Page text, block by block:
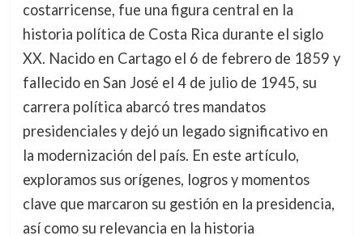
costarricense, fue una figura central en la
historia política de Costa Rica durante el siglo
XX. Nacido en Cartago el 6 de febrero de 1859 y
fallecido en San José el 4 de julio de 1945, su
carrera política abarcó tres mandatos
presidenciales y dejó un legado significativo en
la modernización del país. En este artículo,
exploramos sus orígenes, logros y momentos
clave que marcaron su gestión en la presidencia,
así como su relevancia en la historia